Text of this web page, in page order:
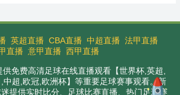
英超直播 CBA直播 中超直播 法甲直播
直播 意甲直播 西甲直播
免费高清足球在线直播观看【世界杯,英超,
中超,欧冠,欧洲杯】等重要足球赛事观看。新
提供实时比分、足球比赛直播、热门足球赛